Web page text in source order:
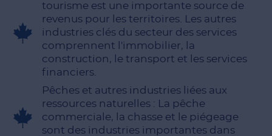
tourisme est une importante source de
revenus pour les territoires. Les autres
industries clés du secteur des services
comprennent l'immobilier, la
construction, le transport et les services
financiers.
Pêches et autres industries liées aux
ressources naturelles : La pêche
commerciale, la chasse et le piégeage
sont des industries importantes dans